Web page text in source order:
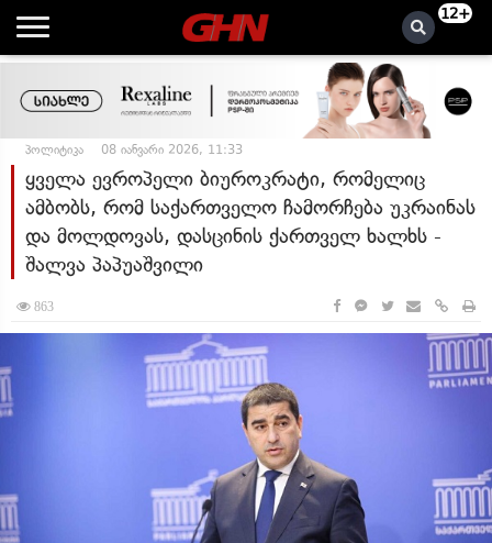
12+
პოლიტიკა 08 იანვარი 2026, 11:33
ყველა ევროპელი ბიუროკრატი, რომელიც
ამბობს, რომ საქართველო ჩამორჩება უკრაინას
და მოლდოვას, დასცინის ქართველ ხალხს -
შალვა პაპუაშვილი
863